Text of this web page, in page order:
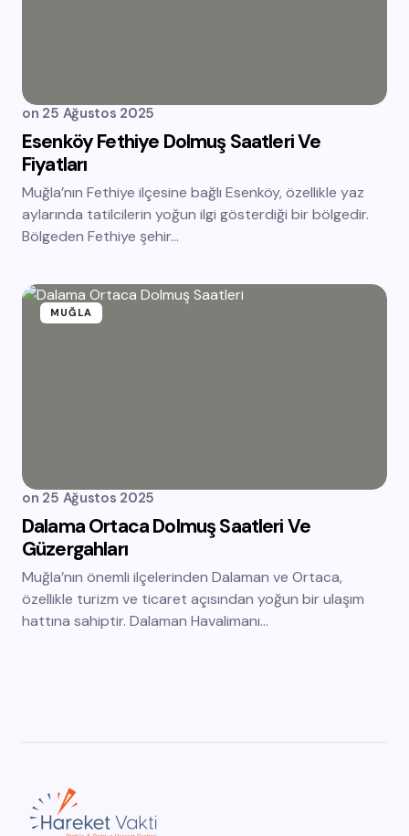
on 25 Ağustos 2025
Esenköy Fethiye Dolmuş Saatleri Ve
Fiyatları
Muğla’nın Fethiye ilçesine bağlı Esenköy, özellikle yaz
aylarında tatilcilerin yoğun ilgi gösterdiği bir bölgedir.
Bölgeden Fethiye şehir…
MUĞLA
on 25 Ağustos 2025
Dalama Ortaca Dolmuş Saatleri Ve
Güzergahları
Muğla’nın önemli ilçelerinden Dalaman ve Ortaca,
özellikle turizm ve ticaret açısından yoğun bir ulaşım
hattına sahiptir. Dalaman Havalimanı…